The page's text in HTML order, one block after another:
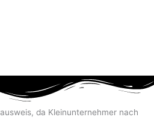
da Kleinunternehmer nach